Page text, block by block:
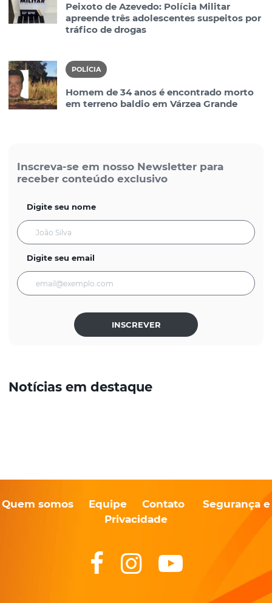
Peixoto de Azevedo: Polícia Militar
apreende três adolescentes suspeitos por
tráfico de drogas
POLÍCIA
Homem de 34 anos é encontrado morto
em terreno baldio em Várzea Grande
Inscreva-se em nosso Newsletter para
receber conteúdo exclusivo
Digite seu nome
Digite seu email
INSCREVER
Notícias em destaque